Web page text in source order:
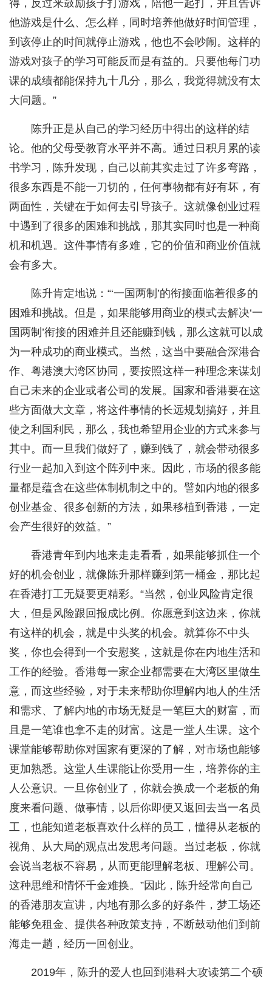
得，反过来鼓励孩子打游戏，陪他一起打，并且告诉
他游戏是什么、怎么样，同时培养他做好时间管理，
到该停止的时间就停止游戏，他也不会吵闹。这样的
游戏对孩子的学习可能反而是有益的。只要他每门功
课的成绩都能保持九十几分，那么，我觉得就没有太
大问题。”
陈升正是从自己的学习经历中得出的这样的结
论。他的父母受教育水平并不高。通过日积月累的读
书学习，陈升发现，自己以前其实走过了许多弯路，
很多东西是不能一刀切的，任何事物都有好有坏，有
两面性，关键在于如何去引导孩子。这就像创业过程
中遇到了很多的困难和挑战，那其实同时也是一种商
机和机遇。这件事情有多难，它的价值和商业价值就
会有多大。
陈升肯定地说：“‘一国两制’的衔接面临着很多的
困难和挑战。但是，如果能够用商业的模式去解决‘一
国两制’衔接的困难并且还能赚到钱，那么这就可以成
为一种成功的商业模式。当然，这当中要融合深港合
作、粤港澳大湾区协同，要按照这样一种理念来谋划
自己未来的企业或者公司的发展。国家和香港要在这
些方面做大文章，将这件事情的长远规划搞好，并且
使之利国利民，那么，我也希望用企业的方式来参与
其中。而一旦我们做好了，赚到钱了，就会带动很多
行业一起加入到这个阵列中来。因此，市场的很多能
量都是蕴含在这些体制机制之中的。譬如内地的很多
创业基金、很多创新的方法，如果移植到香港，一定
会产生很好的效益。”
香港青年到内地来走走看看，如果能够抓住一个
好的机会创业，就像陈升那样赚到第一桶金，那比起
在香港打工无疑要更精彩。“当然，创业风险肯定很
大，但是风险跟回报成比例。你愿意到这边来，你就
有这样的机会，就是中头奖的机会。就算你不中头
奖，你也会得到一个安慰奖，这就是你在内地生活和
工作的经验。香港每一家企业都需要在大湾区里做生
意，而这些经验，对于未来帮助你理解内地人的生活
和需求、了解内地的市场无疑是一笔巨大的财富，而
且是一笔谁也拿不走的财富。这是一堂人生课。这个
课堂能够帮助你对国家有更深的了解，对市场也能够
更加熟悉。这堂人生课能让你受用一生，培养你的主
人公意识。一旦你创业了，你就会换成一个老板的角
度来看问题、做事情，以后你即便又返回去当一名员
工，也能知道老板喜欢什么样的员工，懂得从老板的
视角、从大局的观点出发思考问题。当过老板，你就
会说当老板不容易，从而更能理解老板、理解公司。
这种思维和情怀千金难换。”因此，陈升经常向自己
的香港朋友宣讲，内地有那么多的好条件，梦工场还
能够免租金、提供各种政策支持，不断鼓动他们到前
海走一趟，经历一回创业。
2019年，陈升的爱人也回到港科大攻读第二个硕